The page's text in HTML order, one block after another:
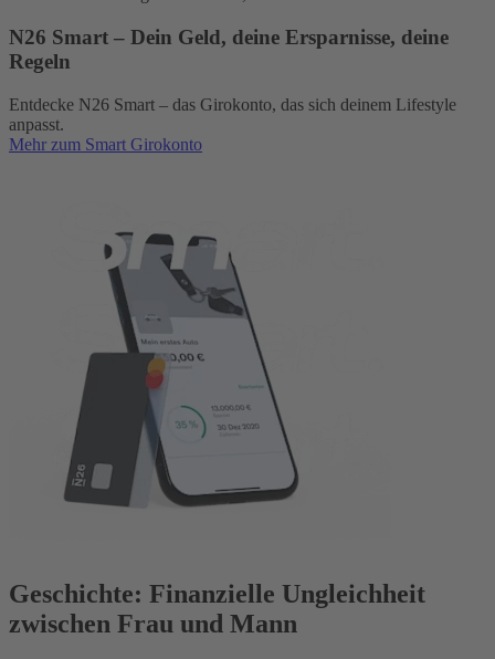
N26 Smart – Dein Geld, deine Ersparnisse, deine
Regeln
Entdecke N26 Smart – das Girokonto, das sich deinem Lifestyle
anpasst.
Mehr zum Smart Girokonto
Geschichte: Finanzielle Ungleichheit
zwischen Frau und Mann